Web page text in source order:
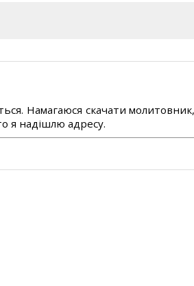
Намагаюся скачати
я надішлю адресу.